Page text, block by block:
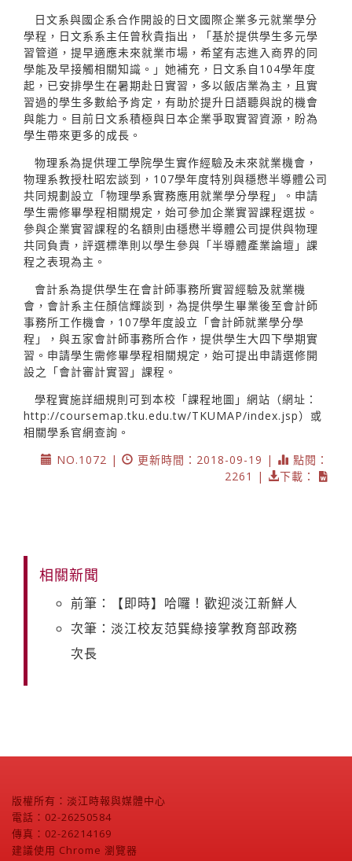
日文系與國企系合作開設的日文國際企業多元就業學分
學程，日文系系主任曾秋貴指出，「基於提供學生多元學
習管道，提早適應未來就業市場，希望有志進入商界的同
學能及早接觸相關知識。」她補充，日文系自104學年度
起，已安排學生在暑期赴日實習，多以飯店業為主，且實
習過的學生多數給予肯定，有助於提升日語聽與說的機會
與能力。目前日文系積極與日本企業爭取實習資源，盼為
學生帶來更多的成長。
物理系為提供理工學院學生實作經驗及未來就業機會，
物理系教授杜昭宏談到，107學年度特別與穩懋半導體公司
共同規劃設立「物理學系實務應用就業學分學程」。申請
學生需修畢學程相關規定，始可參加企業實習課程選拔。
參與企業實習課程的名額則由穩懋半導體公司提供與物理
共同負責，評選標準則以學生參與「半導體產業論壇」課
程之表現為主。
會計系為提供學生在會計師事務所實習經驗及就業機
會，會計系主任顏信輝談到，為提供學生畢業後至會計師
事務所工作機會，107學年度設立「會計師就業學分學
程」，與五家會計師事務所合作，提供學生大四下學期實
習。申請學生需修畢學程相關規定，始可提出申請選修開
設之「會計審計實習」課程。
學程實施詳細規則可到本校「課程地圖」網站（網址：
http://coursemap.tku.edu.tw/TKUMAP/index.jsp）或
相關學系官網查詢。
NO.1072 |
更新時間：2018-09-19 |
點閱：
2261 |
下載：
相關新聞
前筆：【即時】哈囉！歡迎淡江新鮮人
次筆：淡江校友范巽綠接掌教育部政務
次長
版權所有：淡江時報與媒體中心
電話：02-26250584
傳真：02-26214169
建議使用 Chrome 瀏覽器